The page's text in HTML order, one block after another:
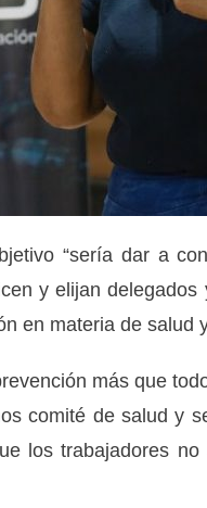
“sería dar a
y elijan
en materia de salud
más que
comité de salud y
los trabajadores